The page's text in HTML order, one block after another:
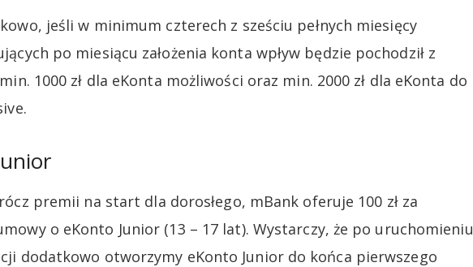
jeśli w minimum czterech z sześciu pełnych miesięcy
po miesiącu założenia konta wpływ będzie pochodził z
1000 zł dla eKonta możliwości oraz min. 2000 zł dla eKonta do
premii na start dla dorosłego, mBank oferuje 100 zł za
o eKonto Junior (13 – 17 lat). Wystarczy, że po uruchomieniu
dodatkowo otworzymy eKonto Junior do końca pierwszego